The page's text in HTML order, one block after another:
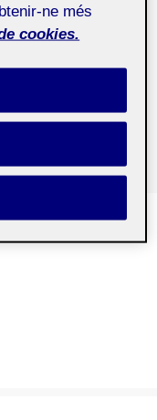
ne més
cookies.